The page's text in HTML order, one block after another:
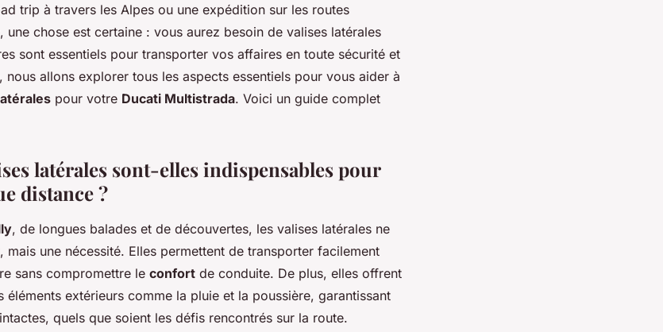
trip à travers les Alpes ou une expédition sur les routes
une chose est certaine : vous aurez besoin de valises latérales
sont essentiels pour transporter vos affaires en toute sécurité et
allons explorer tous les aspects essentiels pour vous aider à
pour votre Ducati Multistrada. Voici un guide complet
latérales sont-elles indispensables pour
distance ?
, de longues balades et de découvertes, les valises latérales ne
mais une nécessité. Elles permettent de transporter facilement
sans compromettre le confort de conduite. De plus, elles offrent
éléments extérieurs comme la pluie et la poussière, garantissant
quels que soient les défis rencontrés sur la route.